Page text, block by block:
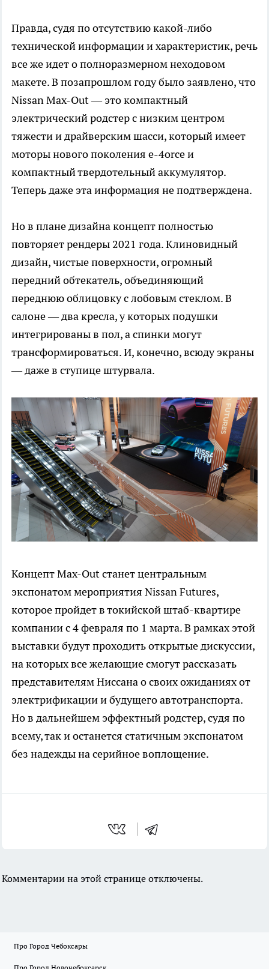
Правда, судя по отсутствию какой-либо
технической информации и характеристик, речь
все же идет о полноразмерном неходовом
макете. В позапрошлом году было заявлено, что
Nissan Max-Out — это компактный
электрический родстер с низким центром
тяжести и драйверским шасси, который имеет
моторы нового поколения e-4orce и
компактный твердотельный аккумулятор.
Теперь даже эта информация не подтверждена.
Но в плане дизайна концепт полностью
повторяет рендеры 2021 года. Клиновидный
дизайн, чистые поверхности, огромный
передний обтекатель, объединяющий
переднюю облицовку с лобовым стеклом. В
салоне — два кресла, у которых подушки
интегрированы в пол, а спинки могут
трансформироваться. И, конечно, всюду экраны
— даже в ступице штурвала.
Концепт Max-Out станет центральным
экспонатом мероприятия Nissan Futures,
которое пройдет в токийской штаб-квартире
компании с 4 февраля по 1 марта. В рамках этой
выставки будут проходить открытые дискуссии,
на которых все желающие смогут рассказать
представителям Ниссана о своих ожиданиях от
электрификации и будущего автотранспорта.
Но в дальнейшем эффектный родстер, судя по
всему, так и останется статичным экспонатом
без надежды на серийное воплощение.
Комментарии на этой странице отключены.
Про Город Чебоксары